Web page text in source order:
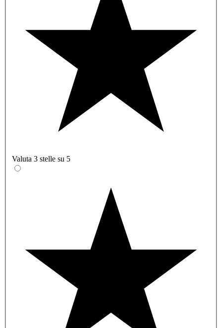
Valuta 3 stelle su 5